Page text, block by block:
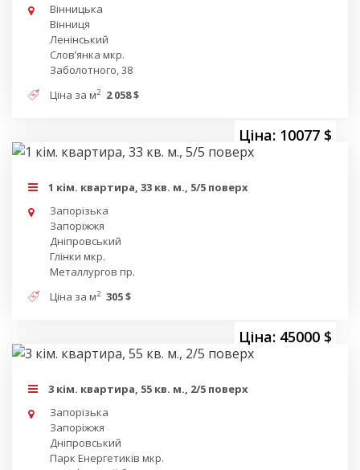
Вінницька
Вінниця
Ленінський
Словʼянка мкр.
Заболотного, 38
Ціна за м2 2 058 $
Ціна: 10077 $
1 кім. квартира, 33 кв. м., 5/5 поверх
Запорізька
Запоріжжя
Дніпровський
Глінки мкр.
Металлургов пр.
Ціна за м2 305 $
Ціна: 45000 $
3 кім. квартира, 55 кв. м., 2/5 поверх
Запорізька
Запоріжжя
Дніпровський
Парк Енергетиків мкр.